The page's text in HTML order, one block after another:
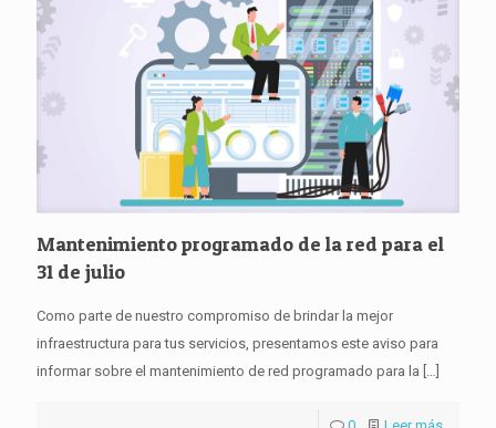
Mantenimiento programado de la red para el
31 de julio
Como parte de nuestro compromiso de brindar la mejor
infraestructura para tus servicios, presentamos este aviso para
informar sobre el mantenimiento de red programado para la […]